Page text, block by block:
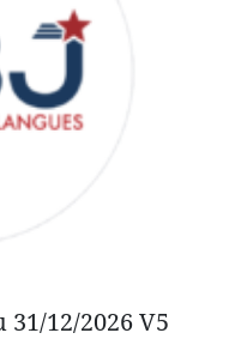
31/12/2026 V5